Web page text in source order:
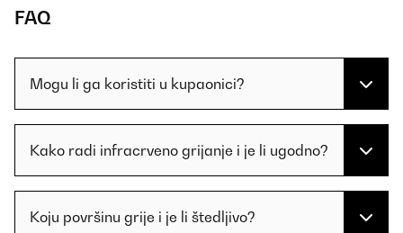
FAQ
Mogu li ga koristiti u kupaonici?
Kako radi infracrveno grijanje i je li ugodno?
Koju površinu grije i je li štedljivo?